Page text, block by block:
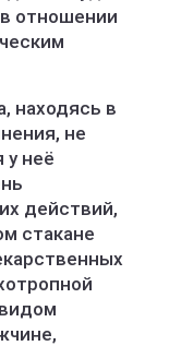
отношении
находясь в
не
у неё
действий,
стакане